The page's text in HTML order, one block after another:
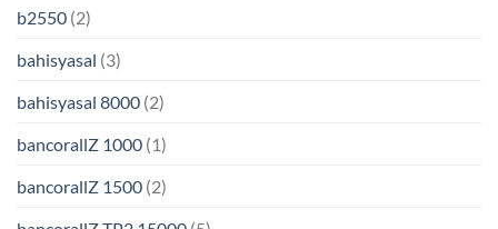
b2550 (2)
bahisyasal (3)
bahisyasal 8000 (2)
bancorallZ 1000 (1)
bancorallZ 1500 (2)